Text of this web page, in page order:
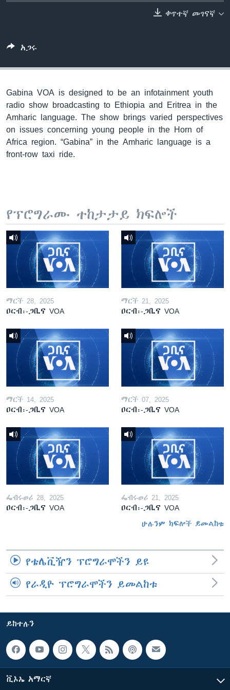
ቀጥተኛ መገናኛ
አጋሩ
Gabina VOA is designed to be an infotainment youth
radio show broadcasting to Ethiopia and Eritrea in the
Amharic language. The show brings varied perspectives
on issues concerning young people in the Horn of
Africa region. “Gabina” in the Amharic language is a
front-row taxi ride.
የፕሮግራሙ ተከታታይ ክፍሎች
ማርች 28, 2025
ዐርብ፡-ጋቢና VOA
ማርች 21, 2025
ዐርብ፡-ጋቢና VOA
ማርች 14, 2025
ዐርብ፡-ጋቢና VOA
ማርች 07, 2025
ዐርብ፡-ጋቢና VOA
ፌብሩወሪ 28, 2025
ዐርብ፡-ጋቢና VOA
ፌብሩወሪ 21, 2025
ዐርብ፡-ጋቢና VOA
ሁሉንም ክፍሎች ይመልከቱ
የቴሌቪዥን ፕሮግራሞችን ይዩ
የራዲዮ ፕሮግራሞችን ይመልከቱ
ይከተሉን
ቪኦኤ አማርኛ